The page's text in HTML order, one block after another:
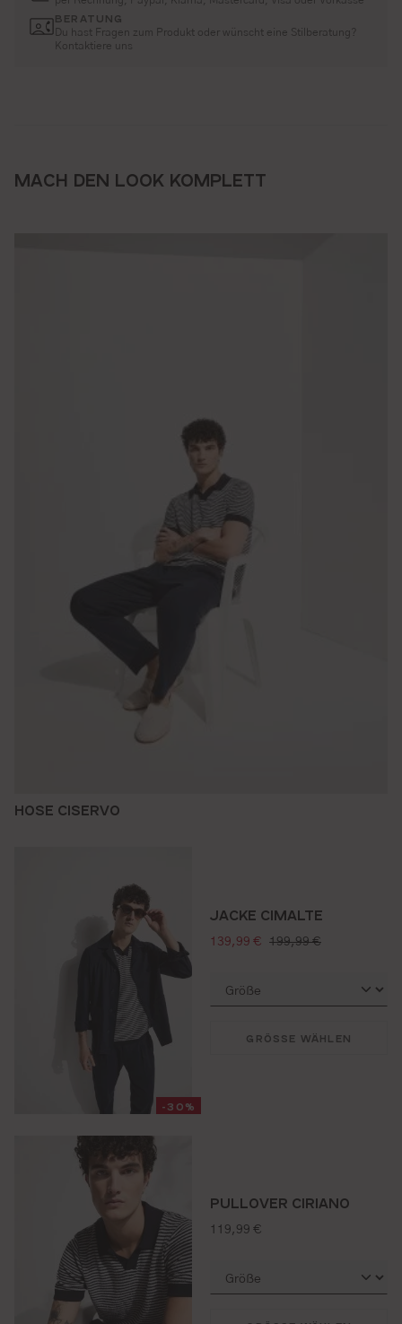
BERATUNG
Du hast Fragen zum Produkt oder wünscht eine Stilberatung?
Kontaktiere uns
MACH DEN LOOK KOMPLETT
HOSE CISERVO
-30%
JACKE CIMALTE
verkaufspreis:
139,99 € regulärer preis:
199,99 €
GRÖSSE WÄHLEN
PULLOVER CIRIANO
regulärer preis:
119,99 €